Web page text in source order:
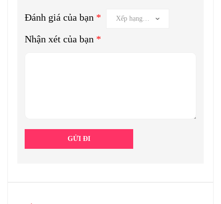
Đánh giá của bạn *
Nhận xét của bạn *